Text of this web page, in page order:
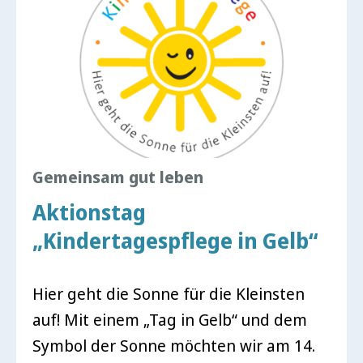
Gemeinsam gut leben
Aktionstag
„Kindertagespflege in Gelb“
Hier geht die Sonne für die Kleinsten
auf! Mit einem „Tag in Gelb“ und dem
Symbol der Sonne möchten wir am 14.